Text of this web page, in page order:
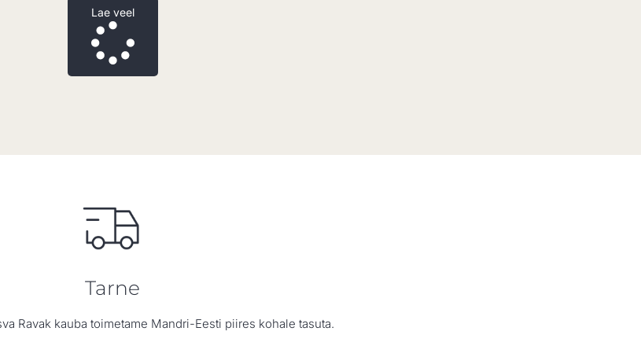
Lae veel
Tarne
Ravak kauba toimetame Mandri-Eesti piires kohale tasuta.